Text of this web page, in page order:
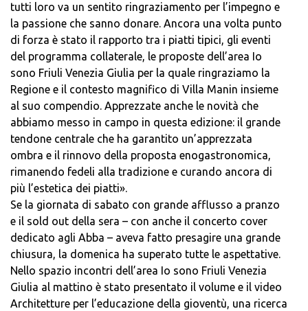
tutti loro va un sentito ringraziamento per l’impegno e
la passione che sanno donare. Ancora una volta punto
di forza è stato il rapporto tra i piatti tipici, gli eventi
del programma collaterale, le proposte dell’area Io
sono Friuli Venezia Giulia per la quale ringraziamo la
Regione e il contesto magnifico di Villa Manin insieme
al suo compendio. Apprezzate anche le novità che
abbiamo messo in campo in questa edizione: il grande
tendone centrale che ha garantito un’apprezzata
ombra e il rinnovo della proposta enogastronomica,
rimanendo fedeli alla tradizione e curando ancora di
più l’estetica dei piatti».
Se la giornata di sabato con grande afflusso a pranzo
e il sold out della sera – con anche il concerto cover
dedicato agli Abba – aveva fatto presagire una grande
chiusura, la domenica ha superato tutte le aspettative.
Nello spazio incontri dell’area Io sono Friuli Venezia
Giulia al mattino è stato presentato il volume e il video
Architetture per l’educazione della gioventù, una ricerca